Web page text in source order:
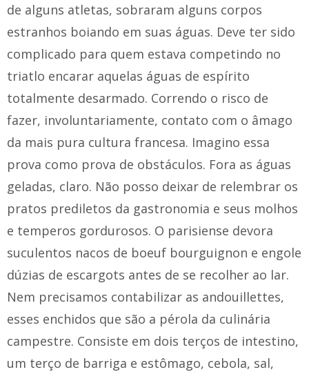
de alguns atletas, sobraram alguns corpos
estranhos boiando em suas águas. Deve ter sido
complicado para quem estava competindo no
triatlo encarar aquelas águas de espírito
totalmente desarmado. Correndo o risco de
fazer, involuntariamente, contato com o âmago
da mais pura cultura francesa. Imagino essa
prova como prova de obstáculos. Fora as águas
geladas, claro. Não posso deixar de relembrar os
pratos prediletos da gastronomia e seus molhos
e temperos gordurosos. O parisiense devora
suculentos nacos de boeuf bourguignon e engole
dúzias de escargots antes de se recolher ao lar.
Nem precisamos contabilizar as andouillettes,
esses enchidos que são a pérola da culinária
campestre. Consiste em dois terços de intestino,
um terço de barriga e estômago, cebola, sal,